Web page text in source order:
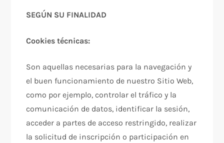
SEGÚN SU FINALIDAD
Cookies técnicas:
Son aquellas necesarias para la navegación y
el buen funcionamiento de nuestro Sitio Web,
como por ejemplo, controlar el tráfico y la
comunicación de datos, identificar la sesión,
acceder a partes de acceso restringido, realizar
la solicitud de inscripción o participación en